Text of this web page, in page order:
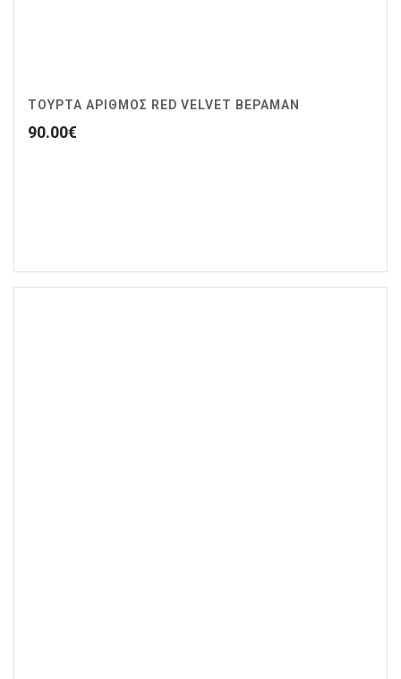
ΤΟΥΡΤΑ ΑΡΙΘΜΟΣ RED VELVET ΒΕΡΑΜΑΝ
90.00€